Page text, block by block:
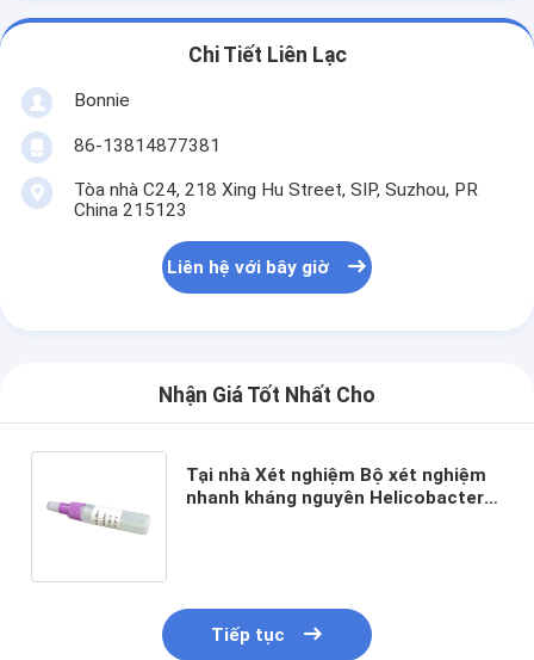
Chi Tiết Liên Lạc
Bonnie
86-13814877381
Tòa nhà C24, 218 Xing Hu Street, SIP, Suzhou, PR
China 215123
Liên hệ với bây giờ
Nhận Giá Tốt Nhất Cho
Tại nhà Xét nghiệm Bộ xét nghiệm
nhanh kháng nguyên Helicobacter
Tiếp tục